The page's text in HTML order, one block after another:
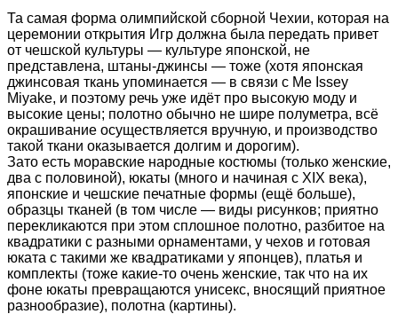
Та самая форма олимпийской сборной Чехии, которая на
церемонии открытия Игр должна была передать привет
от чешской культуры — культуре японской, не
представлена, штаны-джинсы — тоже (хотя японская
джинсовая ткань упоминается — в связи с Me Issey
Miyake, и поэтому речь уже идёт про высокую моду и
высокие цены; полотно обычно не шире полуметра, всё
окрашивание осуществляется вручную, и производство
такой ткани оказывается долгим и дорогим).
Зато есть моравские народные костюмы (только женские,
два с половиной), юкаты (много и начиная с XIX века),
японские и чешские печатные формы (ещё больше),
образцы тканей (в том числе — виды рисунков; приятно
перекликаются при этом сплошное полотно, разбитое на
квадратики с разными орнаментами, у чехов и готовая
юката с такими же квадратиками у японцев), платья и
комплекты (тоже какие-то очень женские, так что на их
фоне юкаты превращаются унисекс, вносящий приятное
разнообразие), полотна (картины).